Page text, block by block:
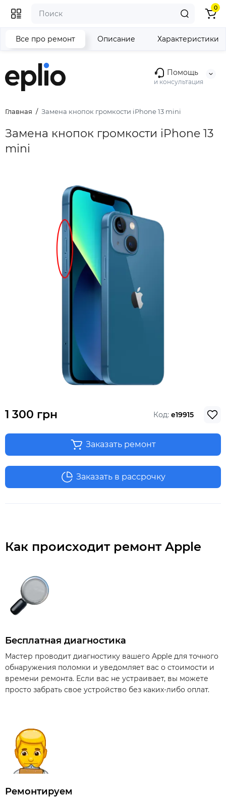
Помощь
и консультация
0
Главная Замена кнопок громкости iPhone 13 mini
Замена кнопок громкости iPhone 13
mini
Все про ремонт Описание Характеристики
1 300 грн Код: e19915
Заказать ремонт
Заказать в рассрочку
Как происходит ремонт Apple
Бесплатная диагностика
Мастер проводит диагностику вашего Apple для точного
обнаружения поломки и уведомляет вас о стоимости и
времени ремонта. Если вас не устраивает, вы можете
просто забрать свое устройство без каких-либо оплат.
Ремонтируем